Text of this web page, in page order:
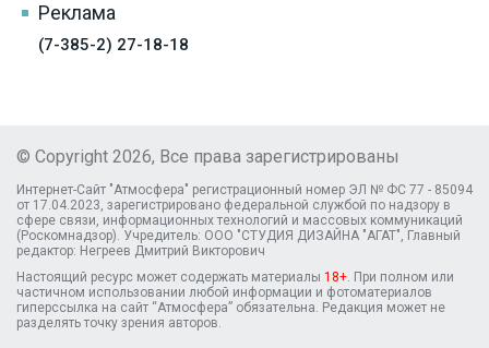
Реклама
(7-385-2) 27-18-18
© Copyright 2026, Все права зарегистрированы
Интернет-Сайт "Атмосфера" регистрационный номер ЭЛ № ФС 77 - 85094
от 17.04.2023, зарегистрировано федеральной службой по надзору в
сфере связи, информационных технологий и массовых коммуникаций
(Роскомнадзор). Учредитель: ООО "СТУДИЯ ДИЗАЙНА "АГАТ", Главный
редактор: Негреев Дмитрий Викторович
Настоящий ресурс может содержать материалы 18+. При полном или
частичном использовании любой информации и фотоматериалов
гиперссылка на сайт “Атмосфера” обязательна. Редакция может не
разделять точку зрения авторов.